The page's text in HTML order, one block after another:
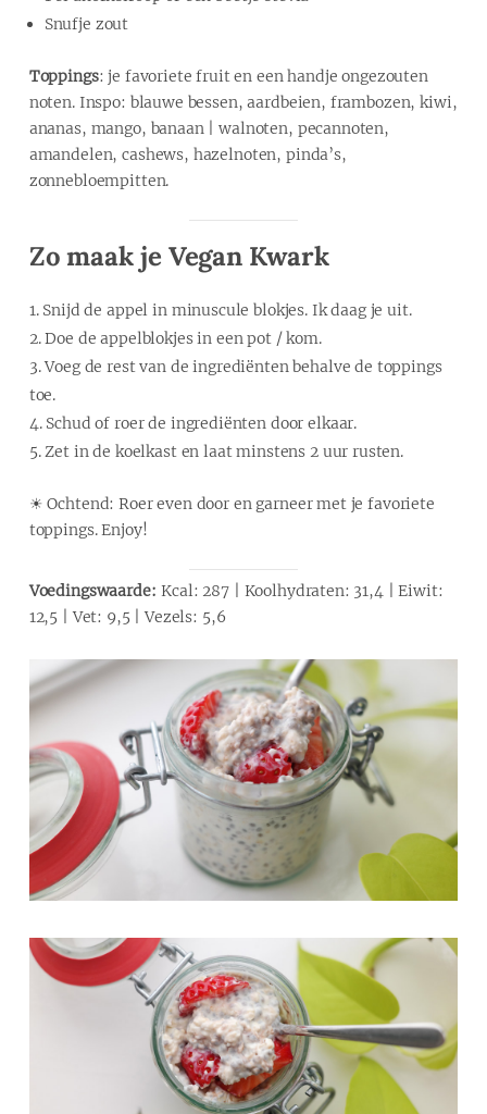
Snufje zout
Toppings: je favoriete fruit en een handje ongezouten
noten. Inspo: blauwe bessen, aardbeien, frambozen, kiwi,
ananas, mango, banaan | walnoten, pecannoten,
amandelen, cashews, hazelnoten, pinda’s,
zonnebloempitten.
Zo maak je Vegan Kwark
Snijd de appel in minuscule blokjes. Ik daag je uit.
Doe de appelblokjes in een pot / kom.
Voeg de rest van de ingrediënten behalve de toppings
toe.
Schud of roer de ingrediënten door elkaar.
Zet in de koelkast en laat minstens 2 uur rusten.
☀ Ochtend: Roer even door en garneer met je favoriete
toppings. Enjoy!
Voedingswaarde: Kcal: 287 | Koolhydraten: 31,4 | Eiwit:
12,5 | Vet: 9,5 | Vezels: 5,6